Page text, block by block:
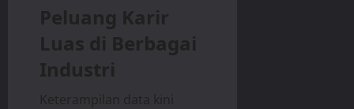
Peluang Karir
Luas di Berbagai
Industri
Keterampilan data kini